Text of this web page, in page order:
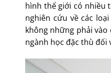
hình thế giới có nhiều
nghiên cứu về các
không những phải
ngành học đặc thù đối